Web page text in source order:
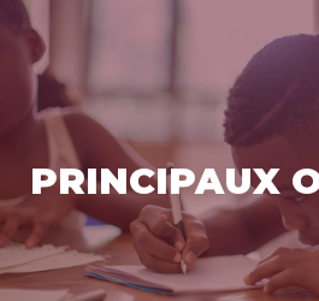
PRINCIPAUX